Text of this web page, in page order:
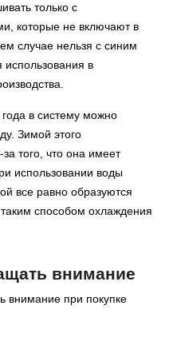
только с
которые не включают в
случае нельзя с синим
в
в систему можно
Зимой этого
за того, что она имеет
использовании воды
все равно образуются
способом охлаждения
внимание
внимание при покупке